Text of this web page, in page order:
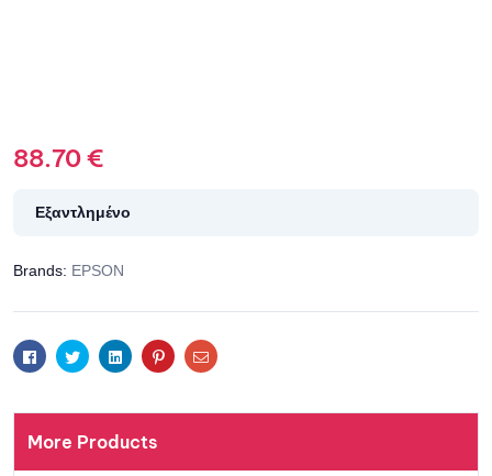
88.70€
Εξαντλημένο
Brands: EPSON
FacebookTwitterLinkedinPinterestEmail
More Products